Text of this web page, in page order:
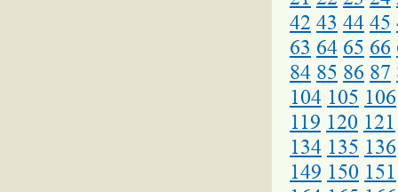
42 43 44 45
63 64 65 66
84 85 86 87
104 105 106
119 120 121
134 135 136
149 150 151